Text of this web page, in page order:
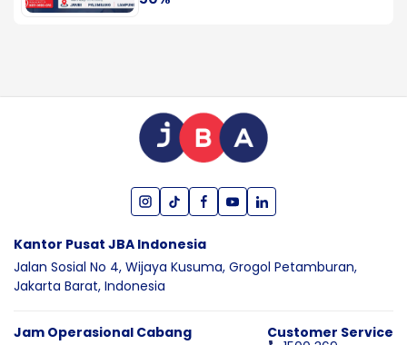
Kantor Pusat JBA Indonesia
Jalan Sosial No 4, Wijaya Kusuma, Grogol Petamburan,
Jakarta Barat, Indonesia
Jam Operasional Cabang
Customer Service